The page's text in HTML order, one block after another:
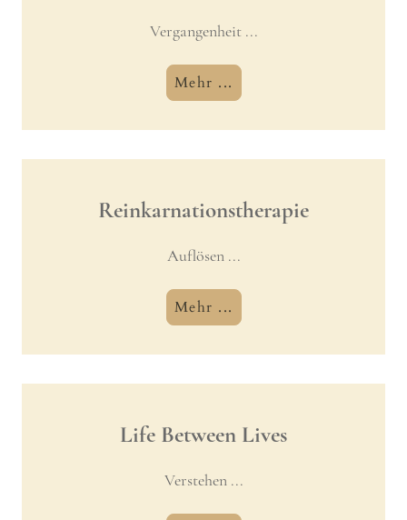
Vergangenheit ...
Mehr ...
Reinkarnationstherapie
Auflösen ...
Mehr ...
Life Between Lives
Verstehen ...